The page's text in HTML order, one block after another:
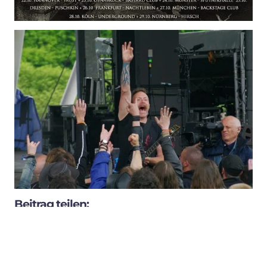
Beitrag teilen:
teilen teilen
E-Mail
teilen teilen
2 Kommentare